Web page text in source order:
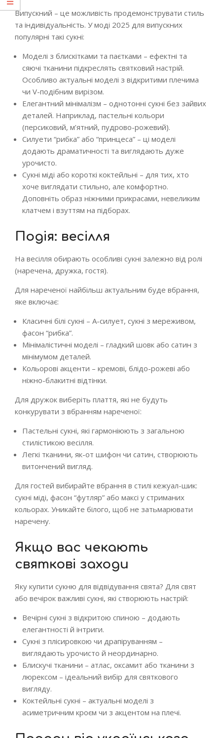
Випускний – це можливість продемонструвати стиль
та індивідуальність. У моді 2025 для випускних
популярні такі сукні:
Моделі з блискітками та паєтками – ефектні та
сяючі тканини підкреслять святковий настрій.
Особливо актуальні моделі з відкритими плечима
чи V-подібним вирізом.
Елегантний мінімалізм – однотонні сукні без зайвих
деталей. Наприклад, пастельні кольори
(персиковий, м’ятний, пудрово-рожевий).
Силуети “рибка” або “принцеса” – ці моделі
додають драматичності та виглядають дуже
урочисто.
Сукні міді або короткі коктейльні – для тих, хто
хоче виглядати стильно, але комфортно.
Доповніть образ ніжними прикрасами, невеликим
клатчем і взуттям на підборах.
Подія: весілля
На весілля обирають особливі сукні залежно від ролі
(наречена, дружка, гостя).
Для нареченої найбільш актуальним буде вбрання,
яке включає:
Класичні білі сукні – А-силует, сукні з мереживом,
фасон “рибка”.
Мінімалістичні моделі – гладкий шовк або сатин з
мінімумом деталей.
Кольорові акценти – кремові, блідо-рожеві або
ніжно-блакитні відтінки.
Для дружок виберіть плаття, які не будуть
конкурувати з вбранням нареченої:
Пастельні сукні, які гармоніюють з загальною
стилістикою весілля.
Легкі тканини, як-от шифон чи сатин, створюють
витончений вигляд.
Для гостей вибирайте вбрання в стилі кежуал-шик:
сукні міді, фасон “футляр” або максі у стриманих
кольорах. Уникайте білого, щоб не затьмарювати
наречену.
Якщо вас чекають
святкові заходи
Яку купити сукню для відвідування свята? Для свят
або вечірок важливі сукні, які створюють настрій:
Вечірні сукні з відкритою спиною – додають
елегантності й інтриги.
Сукні з плісировкою чи драпіруванням –
виглядають урочисто й неординарно.
Блискучі тканини – атлас, оксамит або тканини з
люрексом – ідеальний вибір для святкового
вигляду.
Коктейльні сукні – актуальні моделі з
асиметричним кроєм чи з акцентом на плечі.